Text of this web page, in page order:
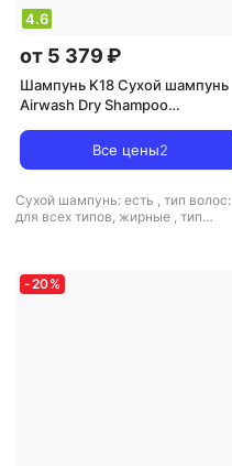
4.6
от 5 379 ₽
Шампунь K18 Сухой шампунь
Airwash Dry Shampoo
контролирует излишнюю
жирность
Все цены2
Сухой шампунь: есть , тип волос:
для всех типов, жирные , тип
-20%